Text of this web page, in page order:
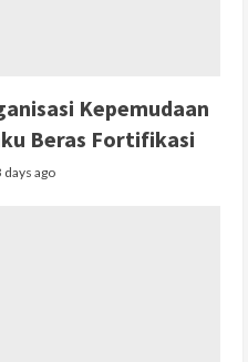
Kepemudaan
Beras Fortifikasi
days ago